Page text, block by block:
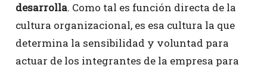
desarrolla. Como tal es función directa de la
cultura organizacional, es esa cultura la que
determina la sensibilidad y voluntad para
actuar de los integrantes de la empresa para